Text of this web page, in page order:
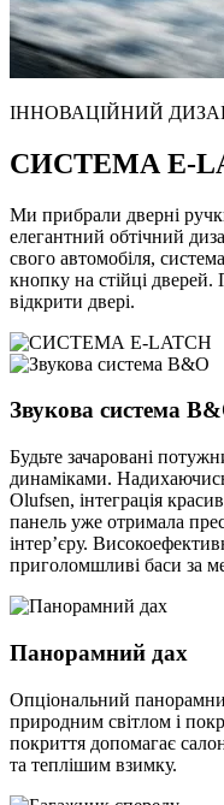
ІННОВАЦІЙНИЙ
СИСТЕМА E-
Ми прибрали дверні
елегантний обтічний
свого автомобіля,
кнопку на стійці
відкрити двері.
Звукова система
Будьте зачаровані
динаміками.
Olufsen, інтеграція
панель уже отримала
інтер’єру.
приголомшливі баси за
Панорамний дах
Опціональний
природним світлом і
покриття допомагає
та теплішим взимку.